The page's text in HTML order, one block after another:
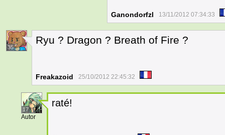
Ganondorfzl 13/11/2012 07:34:33
35
Ryu ? Dragon ? Breath of Fire ?
Freakazoid 25/10/2012 22:45:32
17
Autor
raté!